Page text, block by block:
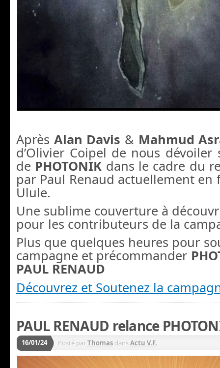
Après Alan Davis & Mahmud
d’Olivier Coipel de nous dévoiler
de PHOTONIK dans le cadre du
par Paul Renaud actuellement en
Ulule.
Une sublime couverture à
pour les contributeurs de la
Plus que quelques heures pour
campagne et précommander
PAUL RENAUD
Découvrez et Soutenez la
PAUL RENAUD relance
16/01/24 Posté parThomas dansActu V.F.